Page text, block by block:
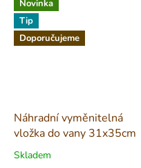
Novinka
Tip
Doporučujeme
Náhradní vyměnitelná
vložka do vany 31x35cm
Skladem